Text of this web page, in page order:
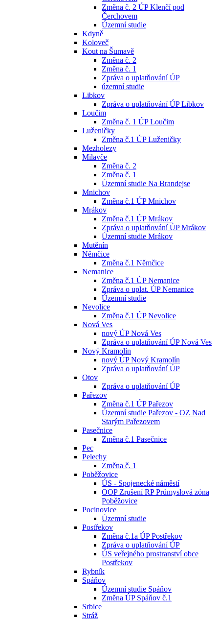
Změna č. 2 ÚP Klenčí pod
Čerchovem
Územní studie
Kdyně
Koloveč
Kout na Šumavě
Změna č. 2
Změna č. 1
Zpráva o uplatňování ÚP
územní studie
Libkov
Zpráva o uplatňování ÚP Libkov
Loučim
Změna č. 1 ÚP Loučim
Luženičky
Změna č.1 ÚP Luženičky
Mezholezy
Milavče
Změna č. 2
Změna č. 1
Územní studie Na Brandejse
Mnichov
Změna č.1 ÚP Mnichov
Mrákov
Změna č.1 ÚP Mrákov
Zpráva o uplatňování ÚP Mrákov
Územní studie Mrákov
Mutěnín
Němčice
Změna č.1 Němčice
Nemanice
Změna č.1 ÚP Nemanice
Zpráva o uplat. ÚP Nemanice
Územní studie
Nevolice
Změna č.1 ÚP Nevolice
Nová Ves
nový ÚP Nová Ves
Zpráva o uplatňování ÚP Nová Ves
Nový Kramolín
nový ÚP Nový Kramolín
Zpráva o uplatňování ÚP
Otov
Zpráva o uplatňování ÚP
Pařezov
Změna č.1 ÚP Pařezov
Územní studie Pařezov - OZ Nad
Starým Pařezovem
Pasečnice
Změna č.1 Pasečnice
Pec
Pelechy
Změna č. 1
Poběžovice
ÚS - Spojenecké náměstí
OOP Zrušení RP Průmyslová zóna
Poběžovice
Pocinovice
Územní studie
Postřekov
Změna č.1a ÚP Postřekov
Zpráva o uplatňování ÚP
ÚS veřejného prostranství obce
Postřekov
Rybník
Spáňov
Územní studie Spáňov
Změna ÚP Spáňov č.1
Srbice
Stráž